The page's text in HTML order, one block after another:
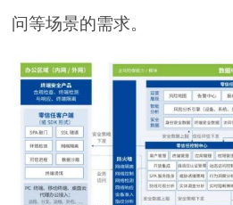
问等场景的需求。